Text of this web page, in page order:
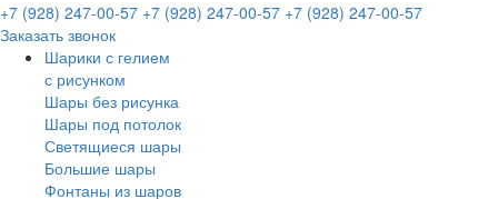
+7 (928) 247-00-57 +7 (928) 247-00-57 +7 (928) 247-00-57
Заказать звонок
Шарики с гелием
с рисунком
Шары без рисунка
Шары под потолок
Светящиеся шары
Большие шары
Фонтаны из шаров